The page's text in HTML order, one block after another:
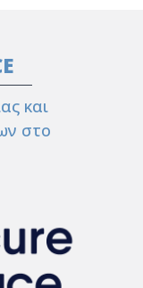
και
στο